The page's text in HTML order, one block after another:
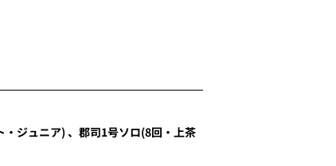
・ジュニア) 、 郡司1号ソロ(8回・ 上茶